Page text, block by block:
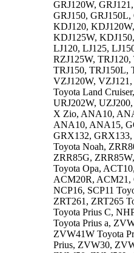
GRJ120W,
GRJ150, GRJ150L,
KDJ120,
KDJ125W,
LJ120, LJ125,
RZJ125W,
TRJ150, TRJ150L,
VZJ120W,
Toyota Land
URJ202W,
X Zio, ANA10,
ANA10, ANA15,
GRX132,
Toyota Noah,
ZRR85G,
Toyota Opa,
ACM20R, ACM21,
NCP16, SCP11
ZRT261, ZRT265
Toyota Prius C,
Toyota Prius a,
ZVW41W Toyota
Prius, ZVW30,